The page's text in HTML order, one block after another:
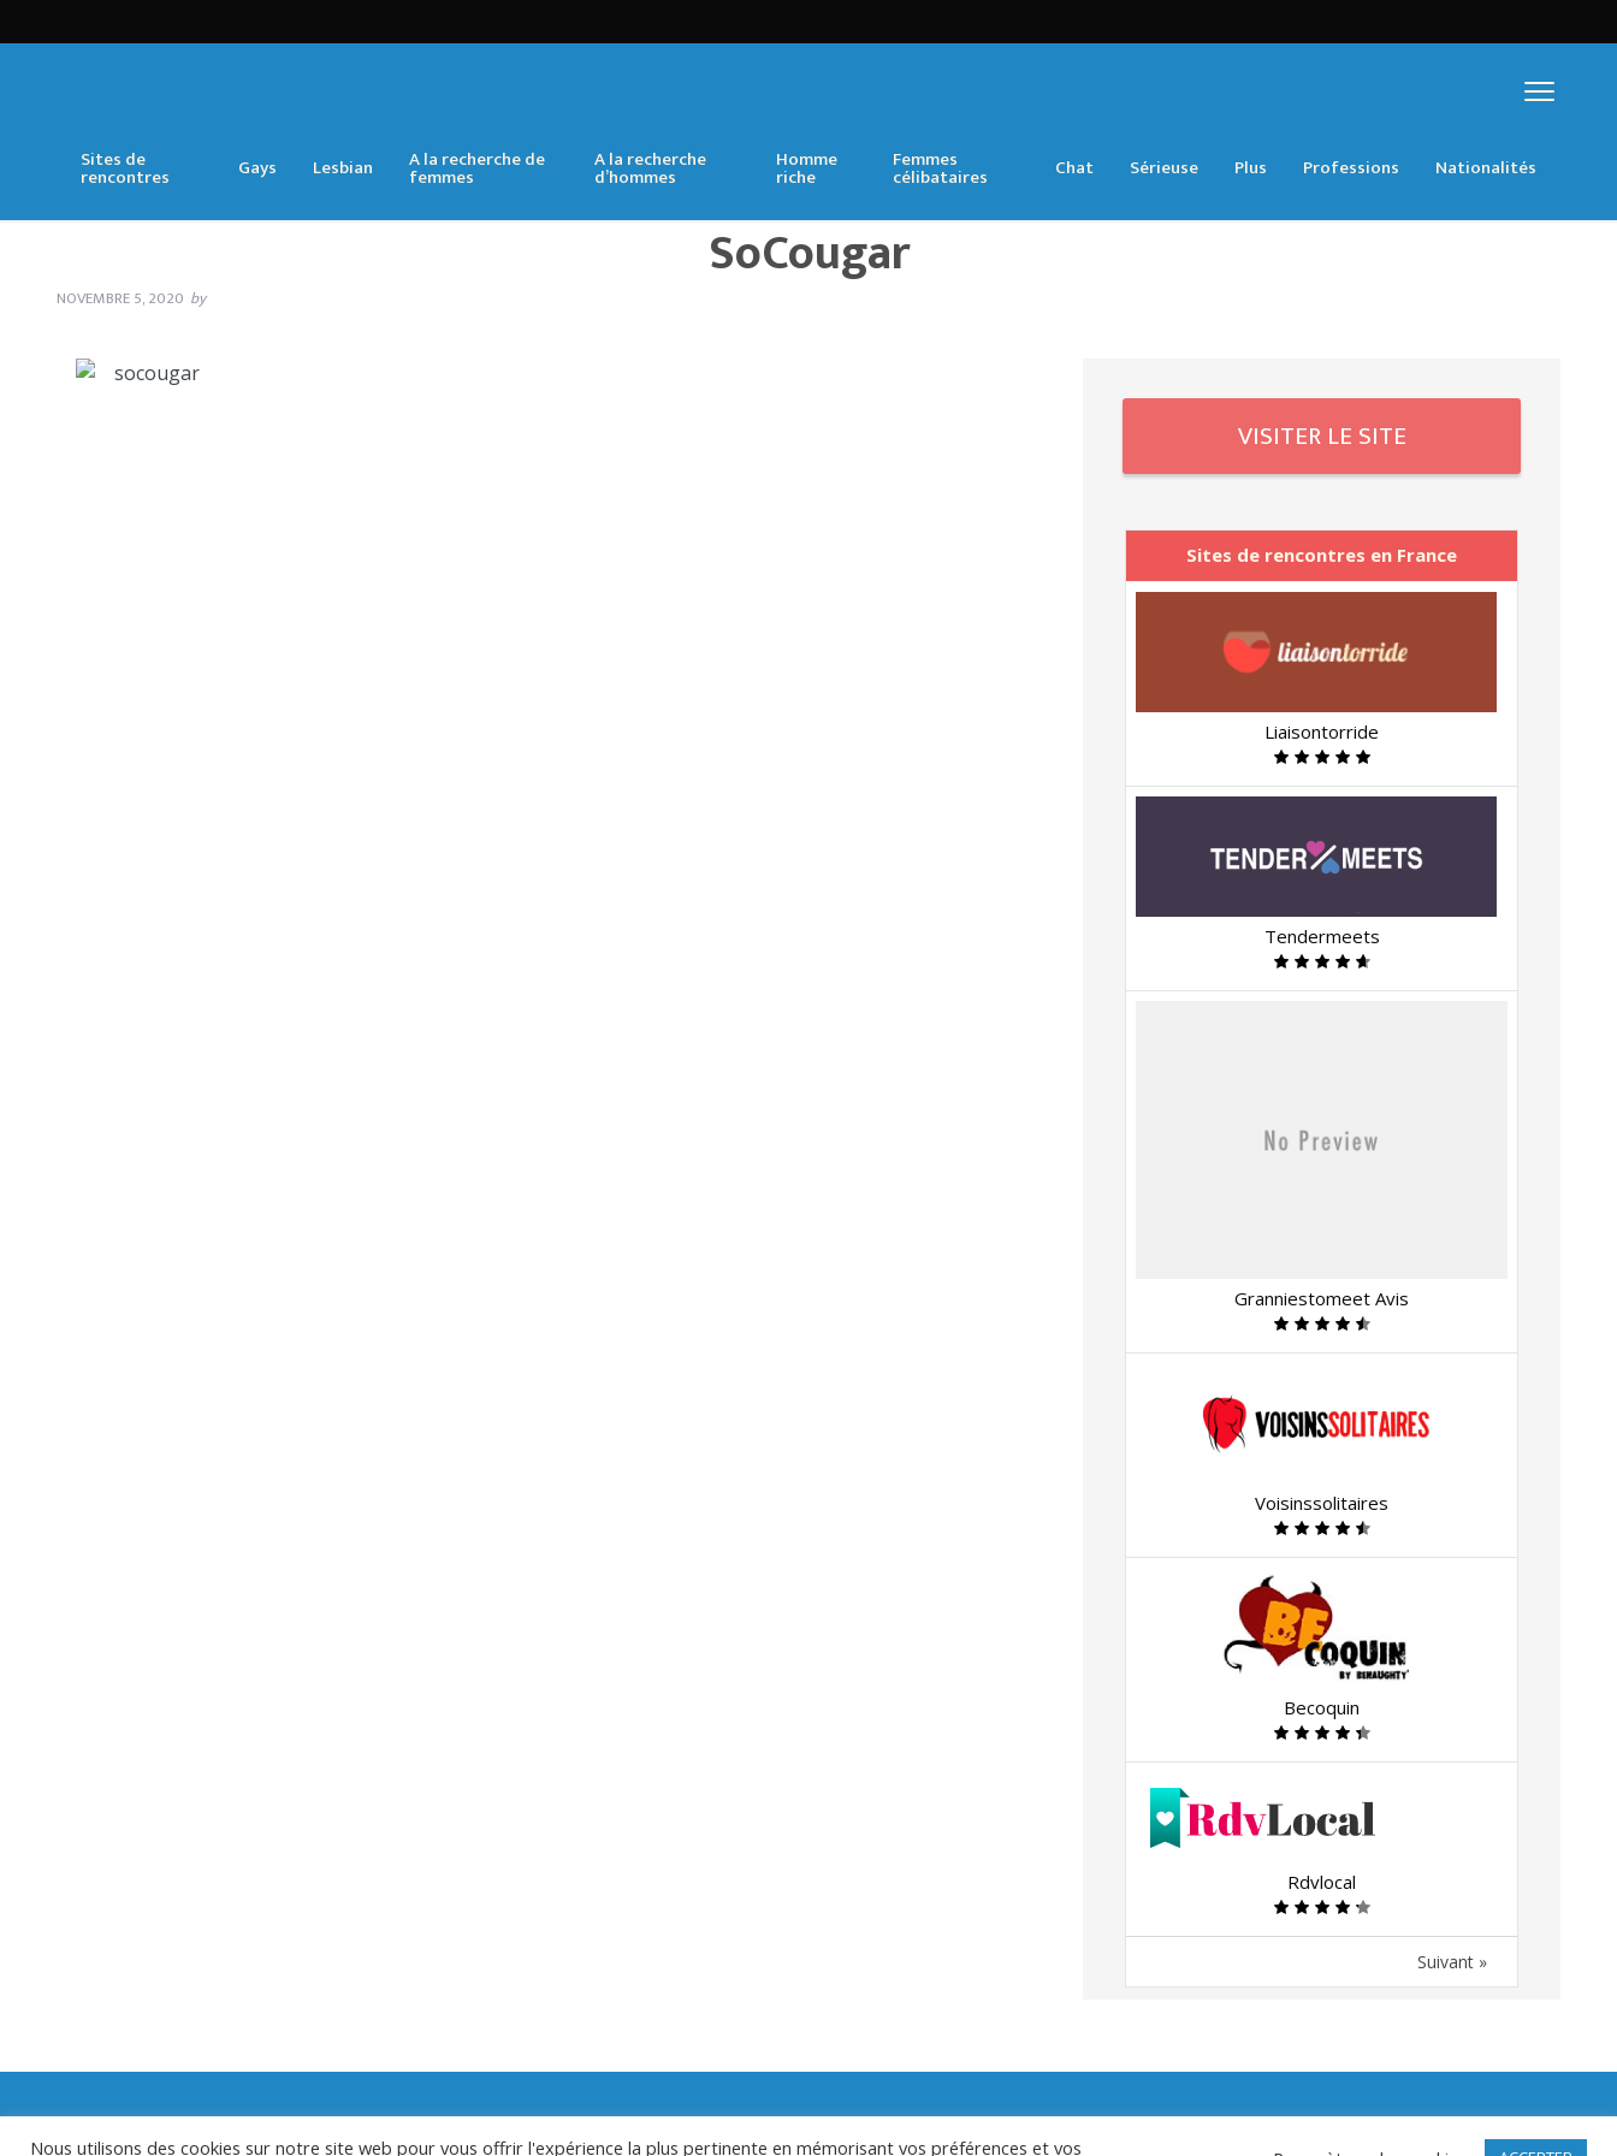
Sites de
rencontres Gays Lesbian A la recherche de
femmes
A la recherche
d’hommes
Homme
riche
Femmes
célibataires Chat Sérieuse Plus Professions Nationalités
SoCougar
NOVEMBRE 5, 2020 by
VISITER LE SITE
Sites de rencontres en France
Liaisontorride
Tendermeets
Granniestomeet Avis
Voisinssolitaires
Becoquin
Rdvlocal
Suivant »
Contactez nous Politique de Confidentialité
Nous utilisons des cookies sur notre site web pour vous offrir l'expérience la plus pertinente en mémorisant vos préférences et vos